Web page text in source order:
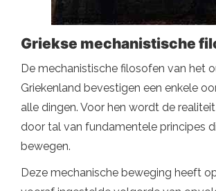
Griekse mechanistische
De mechanistische filosofen van het
Griekenland bevestigen een enkele
alle dingen. Voor hen wordt de
door tal van fundamentele principes
bewegen.
Deze mechanische beweging heeft